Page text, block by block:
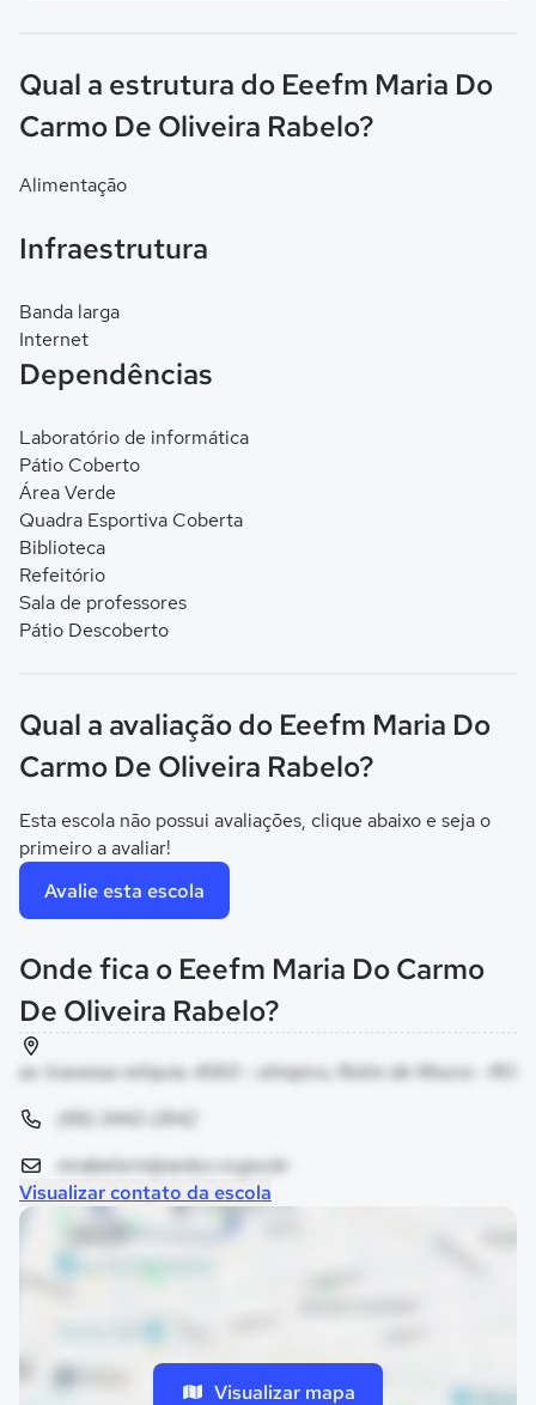
Qual a estrutura do Eeefm Maria Do
Carmo De Oliveira Rabelo?
Alimentação
Infraestrutura
Banda larga
Internet
Dependências
Laboratório de informática
Pátio Coberto
Área Verde
Quadra Esportiva Coberta
Biblioteca
Refeitório
Sala de professores
Pátio Descoberto
Qual a avaliação do Eeefm Maria Do
Carmo De Oliveira Rabelo?
Esta escola não possui avaliações, clique abaixo e seja o
primeiro a avaliar!
Avalie esta escola
Onde fica o Eeefm Maria Do Carmo
De Oliveira Rabelo?
av. travessa reliquia, 4560 - olimpico, Rolim de Moura - RO
(69) 3442-2842
mrabelorm@seduc.ro.gov.br
Visualizar contato da escola
Visualizar mapa